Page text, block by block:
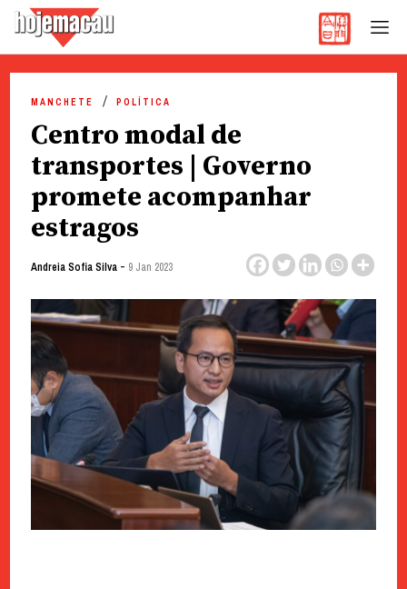
content
MANCHETE POLÍTICA
Centro modal de
transportes | Governo
promete acompanhar
estragos
Andreia Sofia Silva- 9 Jan 2023